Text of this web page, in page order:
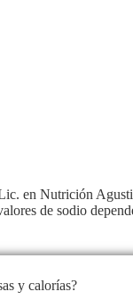
en Nutrición
de sodio
y calorías?